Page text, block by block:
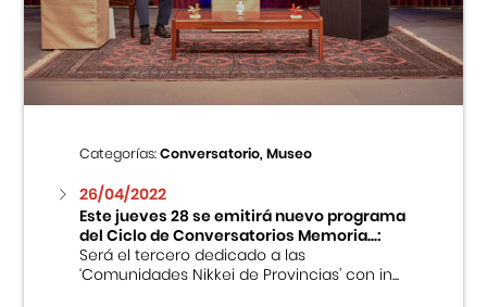
Centro Cultural Peruano Japonés
Museo de la Inmigración Japonesa
Fondo Editorial
Teatro Peruano Japonés
Categorías:Conversatorio, Museo
26/04/2022
Este jueves 28 se emitirá nuevo programa
del Ciclo de Conversatorios Memoria...:
Será el tercero dedicado a las
‘Comunidades Nikkei de Provincias’ con in...